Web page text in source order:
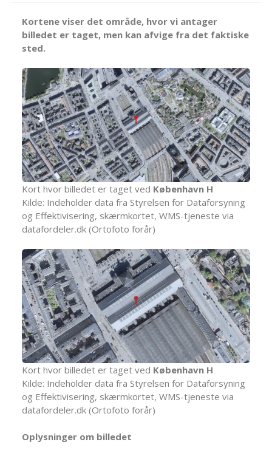
Kortene viser det område, hvor vi antager
billedet er taget, men kan afvige fra det faktiske
sted.
Kort hvor billedet er taget ved København H
Kilde: Indeholder data fra Styrelsen for Dataforsyning
og Effektivisering, skærmkortet, WMS-tjeneste via
datafordeler.dk (Ortofoto forår)
Kort hvor billedet er taget ved København H
Kilde: Indeholder data fra Styrelsen for Dataforsyning
og Effektivisering, skærmkortet, WMS-tjeneste via
datafordeler.dk (Ortofoto forår)
Oplysninger om billedet